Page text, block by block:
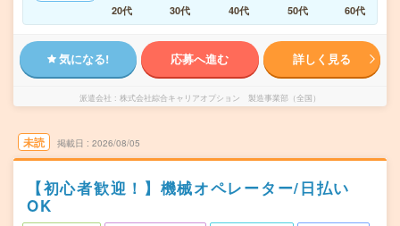
20代
30代 40代 50代 60代
気になる! 応募へ進む 詳しく見る
派遣会社 株式会社綜合キャリアオプション 製造事業部（全国）
未読 掲載日 2026/08/05
【初心者歓迎！】機械オペレーター/日払い
OK